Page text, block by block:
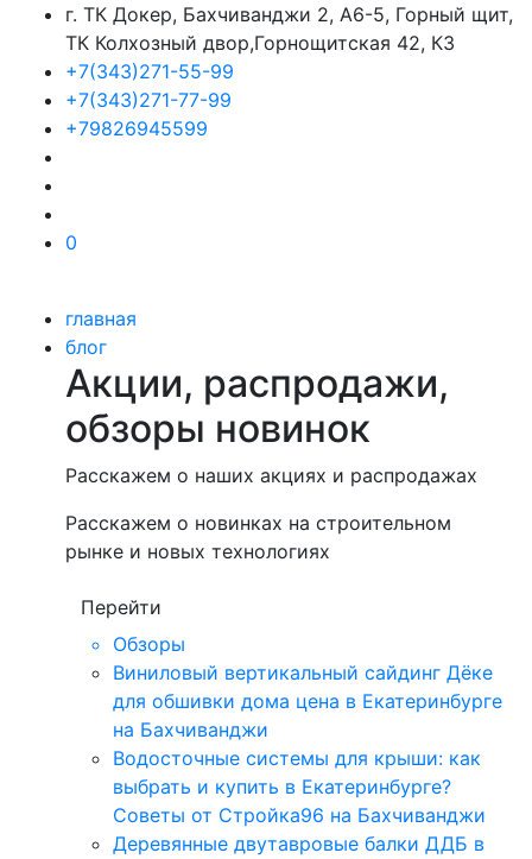
г. ТК Докер, Бахчиванджи 2, А6-5, Горный щит,
ТК Колхозный двор,Горнощитская 42, К3
+7(343)271-55-99
+7(343)271-77-99
+79826945599
0
главная
блог
Акции, распродажи,
обзоры новинок
Расскажем о наших акциях и распродажах
Расскажем о новинках на строительном
рынке и новых технологиях
Перейти
Обзоры
Виниловый вертикальный сайдинг Дёке
для обшивки дома цена в Екатеринбурге
на Бахчиванджи
Водосточные системы для крыши: как
выбрать и купить в Екатеринбурге?
Советы от Стройка96 на Бахчиванджи
Деревянные двутавровые балки ДДБ в